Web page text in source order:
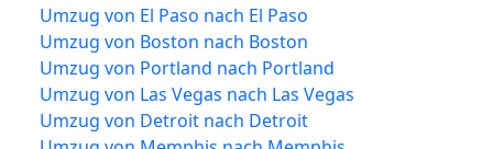
Umzug von El Paso nach El Paso
Umzug von Boston nach Boston
Umzug von Portland nach Portland
Umzug von Las Vegas nach Las Vegas
Umzug von Detroit nach Detroit